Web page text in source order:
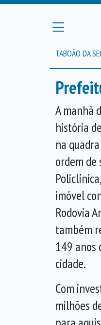
TABOÃO DA
A manhã
história
na
ordem de
imóvel
Rodovia
também
149 anos
cidade.
Com
milhões